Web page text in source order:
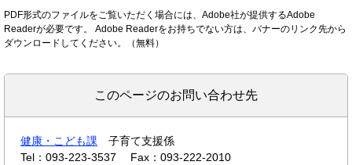
PDF形式のファイルをご覧いただく場合には、Adobe社が提供するAdobe
Readerが必要です。
Adobe Readerをお持ちでない方は、バナーのリンク先から
ダウンロードしてください。（無料）
このページのお問い合わせ先
健康・こども課
子育て支援係
Tel：093-223-3537
Fax：093-222-2010